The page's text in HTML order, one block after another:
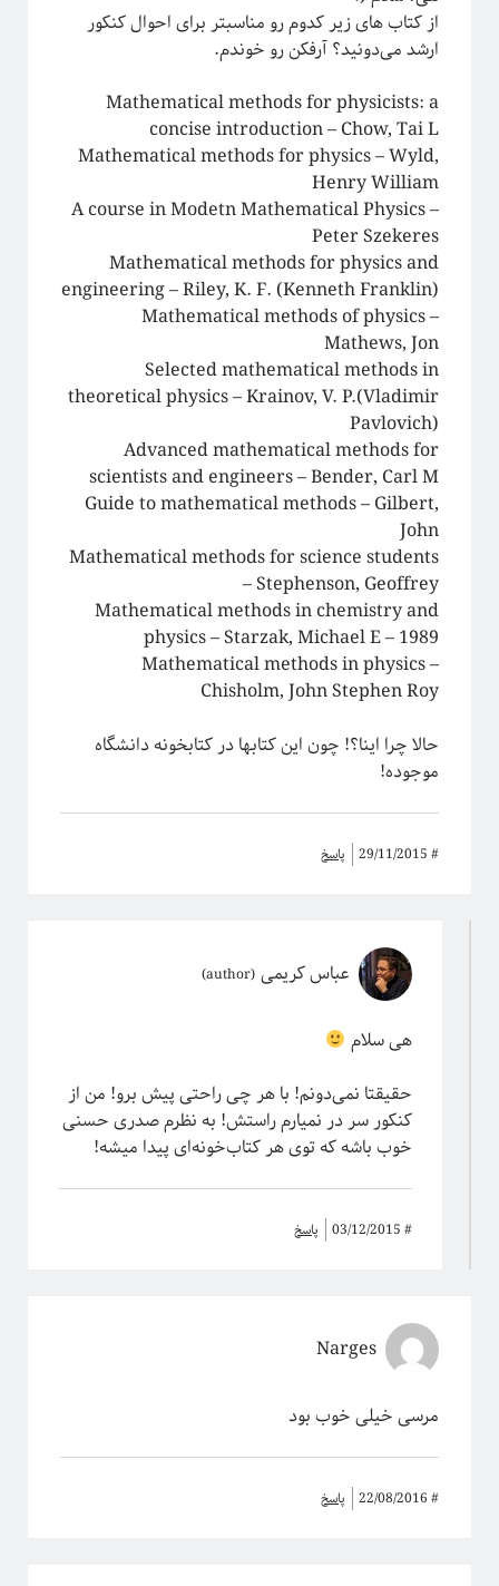
کیهان شناسی
اطلاعات
ورود
خوراک ورودی‌ها
خوراک دیدگاه‌ها
وردپرس
This work is licensed under aCreative Commons Attribution-
NonCommercial-ShareAlike 4.0 International License
از کتاب های زیر کدوم رو مناسبتر برای احوال کنکور
ارشد می‌دونید؟ آرفکن رو خوندم.
Mathematical methods for physicists: a
concise introduction‎ – Chow, Tai L
Mathematical methods for physics‎ – Wyld,
Henry William
A course in Modetn Mathematical Physics –
Peter Szekeres
Mathematical methods for physics and
engineering‎ – Riley, K. F. (Kenneth Franklin)‪
Mathematical methods of physics‎ –
Mathews, Jon
‪Selected mathematical methods in
theoretical physics‎ – Krainov, V. P.(Vladimir
Pavlovich)
Advanced mathematical methods for
scientists and engineers‎ – Bender, Carl M
Guide to mathematical methods‎ – Gilbert,
John
Mathematical methods for science students‎
– Stephenson, Geoffrey
Mathematical methods in chemistry and
physics‎ – Starzak, Michael E – 1989
Mathematical methods in physics‎ –
Chisholm, John Stephen Roy
حالا چرا اینا؟! چون این کتابها در کتابخونه دانشگاه
موجوده!
#
29/11/2015 پاسخ
عباس کریمی
هی سلام
حقیقتا نمی‌دونم! با هر چی راحتی پیش برو! من از
کنکور سر در نمیارم راستش! به نظرم صدری حسنی
خوب باشه که توی هر کتاب‌خونه‌ای پیدا میشه!
#
03/12/2015 پاسخ
Narges
مرسی خیلی خوب بود
#
22/08/2016 پاسخ